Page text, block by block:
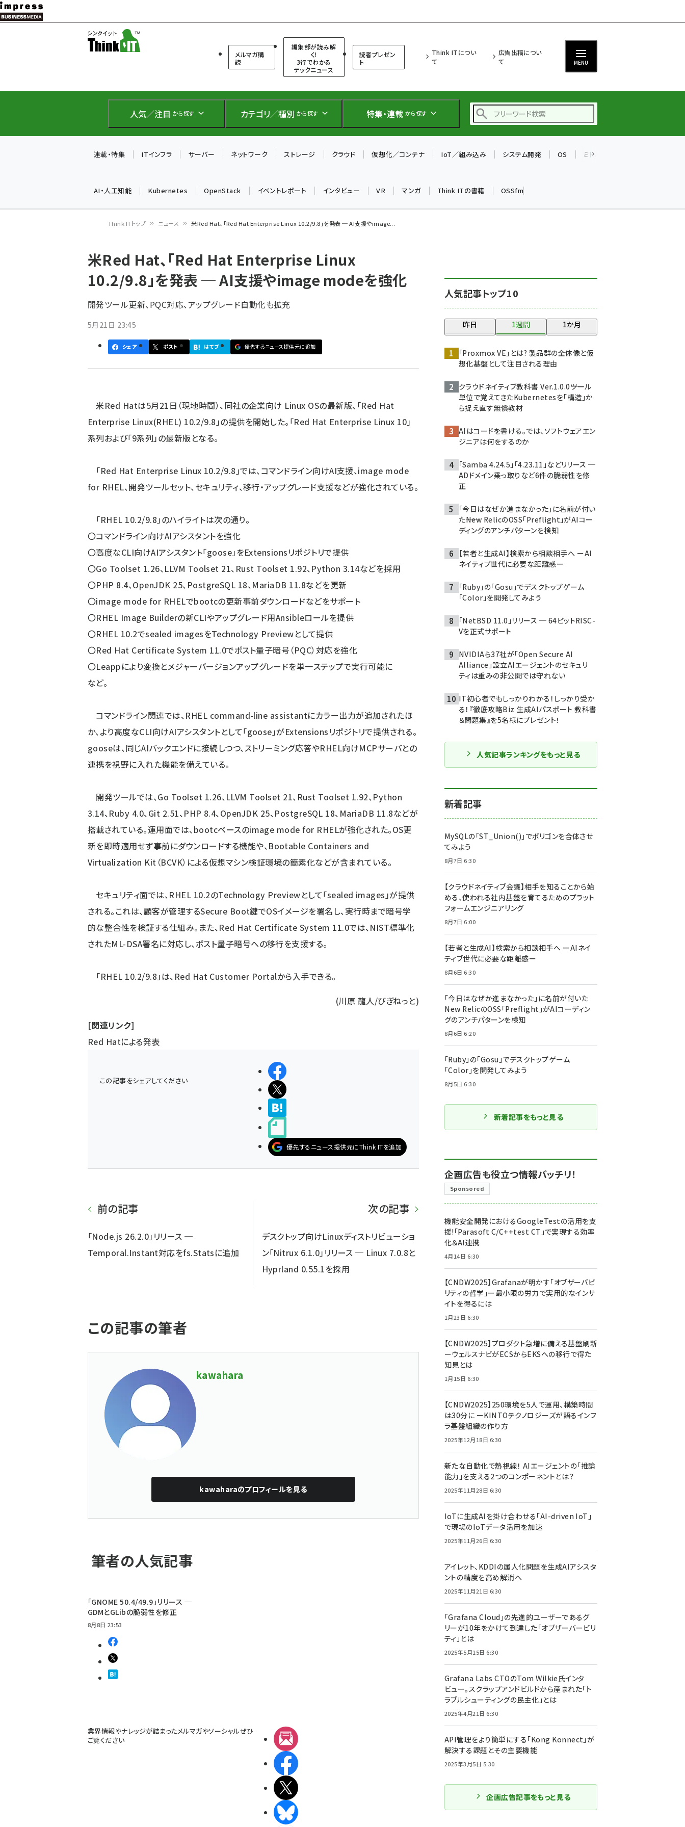
メ
イ
テ
に
メルマガ購
読
編集部が読み解
く!
3行でわかる
テックニュース
読者プレゼン
ト
Think ITについ
て
広告出稿につい
て
MENU
人気／注目 から探す カテゴリ／種別 から探す 特集・連載 から探す
仲間と築いた勝利の絆～
drupal (1966)
genai (1494)
abc123 (1371)
連載・特集 ITインフラ サーバー ネットワーク ストレージ クラウド 仮想化／コンテナ IoT／組み込み システム開発 OS ミドルウェア
AI・人工知能 Kubernetes OpenStack イベントレポート インタビュー VR マンガ Think ITの書籍 OSSfm
ン
く
ず
Think ITトップ ニュース 米Red Hat、「Red Hat Enterprise Linux 10.2/9.8」を発表 ─ AI支援やimage...
米Red Hat、「Red Hat Enterprise Linux
10.2/9.8」を発表 ─ AI支援やimage modeを強化
開発ツール更新、PQC対応、アップグレード自動化も拡充
5月21日 23:45
シェア ポスト はてブ 優先するニュース提供元に追加
米Red Hatは5月21日（現地時間）、同社の企業向け Linux OSの最新版、「Red Hat
Enterprise Linux(RHEL) 10.2/9.8」の提供を開始した。「Red Hat Enterprise Linux 10」
系列および「9系列」の最新版となる。
「Red Hat Enterprise Linux 10.2/9.8」では、コマンドライン向けAI支援、image mode
for RHEL、開発ツールセット、セキュリティ、移行・アップグレード支援などが強化されている。
「RHEL 10.2/9.8」のハイライトは次の通り。
〇コマンドライン向けAIアシスタントを強化
〇高度なCLI向けAIアシスタント「goose」をExtensionsリポジトリで提供
〇Go Toolset 1.26、LLVM Toolset 21、Rust Toolset 1.92、Python 3.14などを採用
〇PHP 8.4、OpenJDK 25、PostgreSQL 18、MariaDB 11.8などを更新
〇image mode for RHELでbootcの更新事前ダウンロードなどをサポート
〇RHEL Image Builderの新CLIやアップグレード用Ansibleロールを提供
〇RHEL 10.2でsealed imagesをTechnology Previewとして提供
〇Red Hat Certificate System 11.0でポスト量子暗号（PQC）対応を強化
〇Leappにより変換とメジャーバージョンアップグレードを単一ステップで実行可能に
など。
コマンドライン関連では、RHEL command-line assistantにカラー出力が追加されたほ
か、より高度なCLI向けAIアシスタントとして「goose」がExtensionsリポジトリで提供される。
gooseは、同じAIバックエンドに接続しつつ、ストリーミング応答やRHEL向けMCPサーバとの
連携を視野に入れた機能を備えている。
開発ツールでは、Go Toolset 1.26、LLVM Toolset 21、Rust Toolset 1.92、Python
3.14、Ruby 4.0、Git 2.51、PHP 8.4、OpenJDK 25、PostgreSQL 18、MariaDB 11.8などが
搭載されている。運用面では、bootcベースのimage mode for RHELが強化された。OS更
新を即時適用せず事前にダウンロードする機能や、Bootable Containers and
Virtualization Kit（BCVK）による仮想マシン検証環境の簡素化などが含まれている。
セキュリティ面では、RHEL 10.2のTechnology Previewとして「sealed images」が提供
される。これは、顧客が管理するSecure Boot鍵でOSイメージを署名し、実行時まで暗号学
的な整合性を検証する仕組み。また、Red Hat Certificate System 11.0では、NIST標準化
されたML-DSA署名に対応し、ポスト量子暗号への移行を支援する。
「RHEL 10.2/9.8」は、Red Hat Customer Portalから入手できる。
(川原 龍人/びぎねっと)
[関連リンク]
Red Hatによる発表
この記事をシェアしてください
シェアする
ポストする
優先するニュース提供元にThink ITを追加
前の記事
「Node.js 26.2.0」リリース ─
Temporal.Instant対応をfs.Statsに追加
次の記事
デスクトップ向けLinuxディストリビューショ
ン「Nitrux 6.1.0」リリース ─ Linux 7.0.8と
Hyprland 0.55.1を採用
この記事の筆者
kawahara
kawaharaのプロフィールを見る
筆者の人気記事
「GNOME 50.4/49.9」リリース ─
GDMとGLibの脆弱性を修正
8月8日 23:53
業界情報やナレッジが詰まったメルマガやソーシャルぜひ
ご覧ください
人気記事トップ10
昨日 1週間 1か月
「Proxmox VE」とは? 製品群の全体像と仮
想化基盤として注目される理由
クラウドネイティブ教科書 Ver.1.0.0――ツール
単位で覚えてきたKubernetesを「構造」か
ら捉え直す無償教材
AIはコードを書ける。では、ソフトウェアエン
ジニアは何をするのか
「Samba 4.24.5」「4.23.11」などリリース ─
ADドメイン乗っ取りなど6件の脆弱性を修
正
「今日はなぜか進まなかった」に名前が付い
た――New RelicのOSS「Preflight」がAIコー
ディングのアンチパターンを検知
【若者と生成AI】検索から相談相手へ ーAI
ネイティブ世代に必要な距離感ー
「Ruby」の「Gosu」でデスクトップゲーム
「Color」を開発してみよう
「NetBSD 11.0」リリース ─ 64ビットRISC-
Vを正式サポート
NVIDIAら37社が「Open Secure AI
Alliance」設立――AIエージェントのセキュリ
ティは重みの非公開では守れない
IT初心者でもしっかりわかる！しっかり受か
る！『徹底攻略Biz 生成AIパスポート 教科書
＆問題集』を5名様にプレゼント！
人気記事ランキングをもっと見る
新着記事
MySQLの「ST_Union()」でポリゴンを合体させ
てみよう
8月7日 6:30
【クラウドネイティブ会議】相手を知ることから始
める、使われる社内基盤を育てるためのプラット
フォームエンジニアリング
8月7日 6:00
【若者と生成AI】検索から相談相手へ ーAIネイ
ティブ世代に必要な距離感ー
8月6日 6:30
「今日はなぜか進まなかった」に名前が付いた
――New RelicのOSS「Preflight」がAIコーディン
グのアンチパターンを検知
8月6日 6:20
「Ruby」の「Gosu」でデスクトップゲーム
「Color」を開発してみよう
8月5日 6:30
新着記事をもっと見る
企画広告も役立つ情報バッチリ！
Sponsored
機能安全開発におけるGoogleTestの活用を支
援!「Parasoft C/C++test CT」で実現する効率
化＆AI連携
4月14日 6:30
【CNDW2025】Grafanaが明かす「オブザーバビ
リティの哲学」ー最小限の労力で実用的なインサ
イトを得るには
1月23日 6:30
【CNDW2025】プロダクト急増に備える基盤刷新
ーウェルスナビがECSからEKSへの移行で得た
知見とは
1月15日 6:30
【CNDW2025】250環境を5人で運用、構築時間
は30分に ーKINTOテクノロジーズが語るインフ
ラ基盤組織の作り方
2025年12月18日 6:30
新たな自動化で熱視線！ AIエージェントの「推論
能力」を支える2つのコンポーネントとは？
2025年11月28日 6:30
IoTに生成AIを掛け合わせる「AI-driven IoT」
で現場のIoTデータ活用を加速
2025年11月26日 6:30
アイレット、KDDIの属人化問題を生成AIアシスタ
ントの精度を高め解消へ
2025年11月21日 6:30
「Grafana Cloud」の先進的ユーザーであるグ
リーが10年をかけて到達した「オブザーバービリ
ティ」とは
2025年5月15日 6:30
Grafana Labs CTOのTom Wilkie氏インタ
ビュー。スクラップアンドビルドから産まれた「ト
ラブルシューティングの民主化」とは
2025年4月21日 6:30
API管理をより簡単にする「Kong Konnect」が
解決する課題とその主要機能
2025年3月5日 5:30
企画広告記事をもっと見る